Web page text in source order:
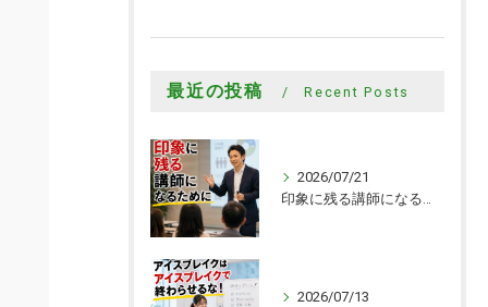
最近の投稿 Recent Posts
2026/07/21
印象に残る講師になるために
2026/07/13